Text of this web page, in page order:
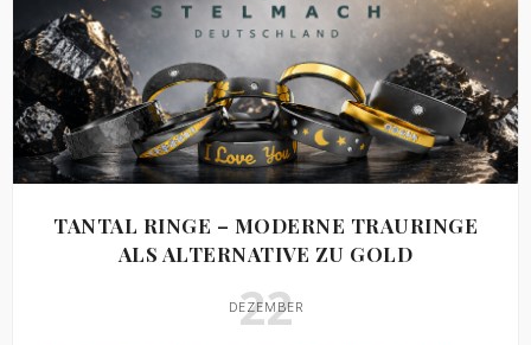
TANTAL RINGE – MODERNE TRAURINGE
ALS ALTERNATIVE ZU GOLD
22
DEZEMBER